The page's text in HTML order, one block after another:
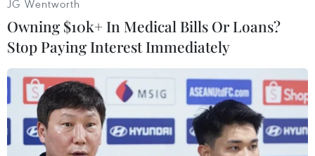
JG Wentworth
Owning $10k+ In Medical Bills Or Loans?
Stop Paying Interest Immediately